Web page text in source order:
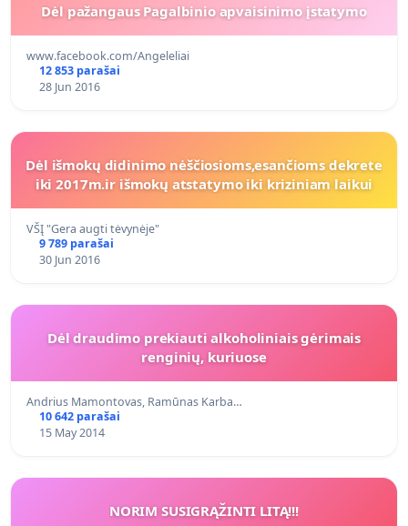
Dėl pažangaus Pagalbinio apvaisinimo įstatymo
www.facebook.com/Angeleliai
12 853 parašai
28 Jun 2016
Dėl išmokų didinimo nėščiosioms,esančioms dekrete
iki 2017m.ir išmokų atstatymo iki kriziniam laikui
VŠĮ "Gera augti tėvynėje"
9 789 parašai
30 Jun 2016
Dėl draudimo prekiauti alkoholiniais gėrimais
renginių, kuriuose
Andrius Mamontovas, Ramūnas Karba…
10 642 parašai
15 May 2014
NORIM SUSIGRĄŽINTI LITĄ!!!